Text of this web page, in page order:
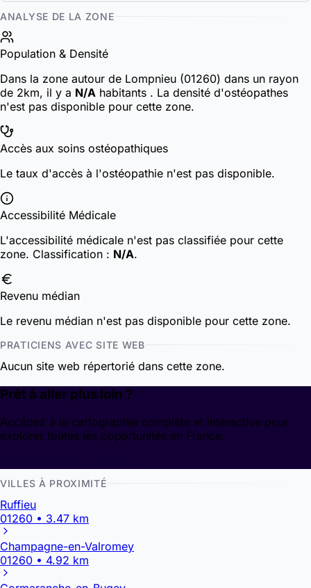
ANALYSE DE LA ZONE
Population & Densité
Dans la zone autour de Lompnieu (01260) dans un rayon
de 2km, il y a N/A habitants . La densité d'ostéopathes
n'est pas disponible pour cette zone.
Accès aux soins ostéopathiques
Le taux d'accès à l'ostéopathie n'est pas disponible.
Accessibilité Médicale
L'accessibilité médicale n'est pas classifiée pour cette
zone. Classification : N/A.
Revenu médian
Le revenu médian n'est pas disponible pour cette zone.
PRATICIENS AVEC SITE WEB
Aucun site web répertorié dans cette zone.
Prêt à aller plus loin ?
Accédez à la cartographie complète et interactive pour
explorer toutes les opportunités en France.
VILLES À PROXIMITÉ
Ruffieu
01260 • 3.47 km
Champagne-en-Valromey
01260 • 4.92 km